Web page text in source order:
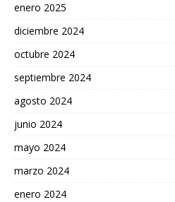
enero 2025
diciembre 2024
octubre 2024
septiembre 2024
agosto 2024
junio 2024
mayo 2024
marzo 2024
enero 2024